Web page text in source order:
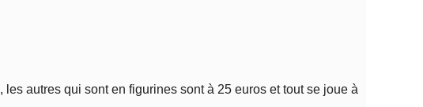
autres qui sont en figurines sont à 25 euros et tout se joue à